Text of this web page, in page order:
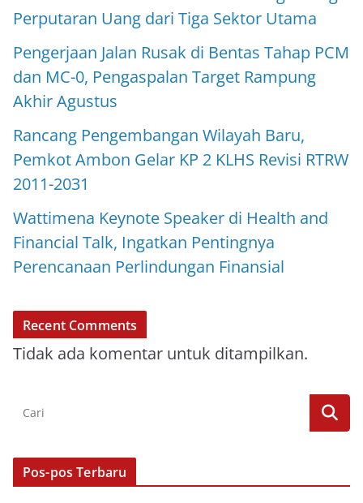
Perputaran Uang dari Tiga Sektor Utama
Pengerjaan Jalan Rusak di Bentas Tahap PCM
dan MC-0, Pengaspalan Target Rampung
Akhir Agustus
Rancang Pengembangan Wilayah Baru,
Pemkot Ambon Gelar KP 2 KLHS Revisi RTRW
2011-2031
Wattimena Keynote Speaker di Health and
Financial Talk, Ingatkan Pentingnya
Perencanaan Perlindungan Finansial
Recent Comments
Tidak ada komentar untuk ditampilkan.
Pos-pos Terbaru